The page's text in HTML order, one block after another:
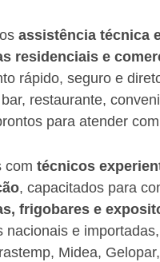
assistência técnica
residenciais e
rápido, seguro e
restaurante,
para atender
com técnicos
, capacitados para
frigobares e
nacionais e
Midea,